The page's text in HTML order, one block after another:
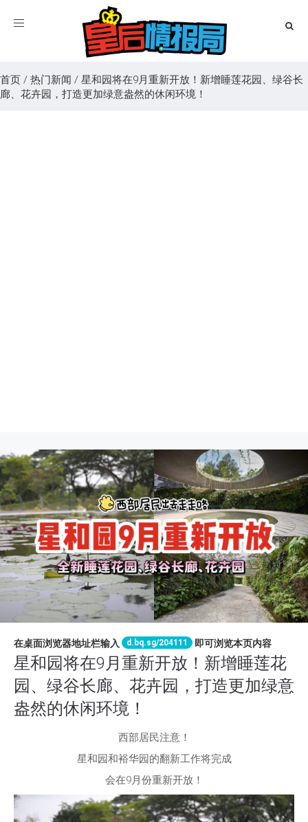
Toggle
首页 / 热门新闻 / 星和园将在9月重新开放！新增睡莲花园、绿谷长
廊、花卉园，打造更加绿意盎然的休闲环境！
在桌面浏览器地址栏输入 d.bq.sg/204111 即可浏览本页内容
星和园将在9月重新开放！新增睡莲花
园、绿谷长廊、花卉园，打造更加绿意
盎然的休闲环境！
西部居民注意！
星和园和裕华园的翻新工作将完成
会在9月份重新开放！